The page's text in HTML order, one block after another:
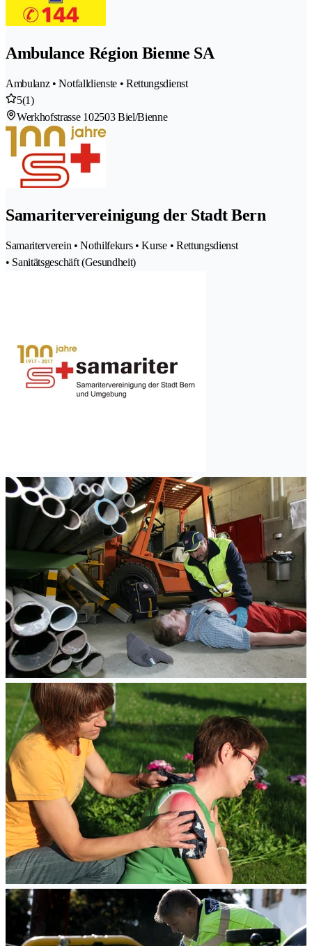
Ambulance Région Bienne SA
Ambulanz • Notfalldienste • Rettungsdienst
5(1)
Werkhofstrasse 102503 Biel/Bienne
Samaritervereinigung der Stadt Bern
Samariterverein • Nothilfekurs • Kurse • Rettungsdienst
• Sanitätsgeschäft (Gesundheit)